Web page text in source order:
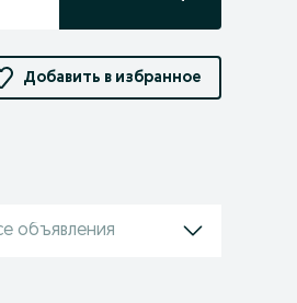
Добавить в избранное
объявления